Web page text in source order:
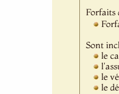
Forfaits
Sont
le
le
le